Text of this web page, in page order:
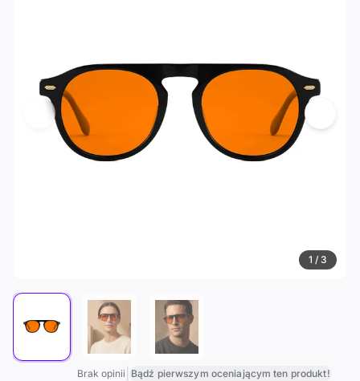
1 / 3
Brak opinii Bądź pierwszym oceniającym ten produkt!